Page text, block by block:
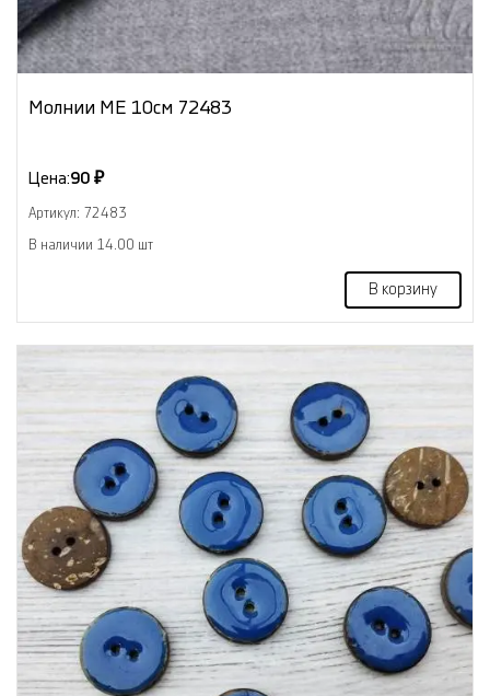
Молнии МЕ 10см 72483
Цена:90 ₽
Артикул: 72483
В наличии 14.00 шт
В корзину